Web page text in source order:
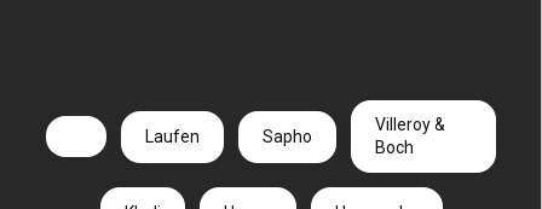
Laufen Sapho
Villeroy &
Boch